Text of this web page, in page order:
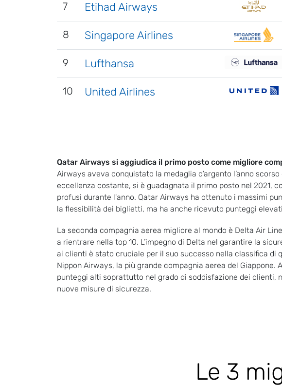
7 Etihad Airways
8 Singapore Airlines
9 Lufthansa
10 United Airlines
Qatar Airways si aggiudica il primo posto come migliore
Airways aveva conquistato la medaglia d’argento l’anno
eccellenza costante, si è guadagnata il primo posto nel 2021,
profusi durante l'anno. Qatar Airways ha ottenuto i massimi
la flessibilità dei biglietti, ma ha anche ricevuto punteggi
La seconda compagnia aerea migliore al mondo è Delta Air
a rientrare nella top 10. L’impegno di Delta nel garantire la
ai clienti è stato cruciale per il suo successo nella classifica di
Nippon Airways, la più grande compagnia aerea del Giappone.
punteggi alti soprattutto nel grado di soddisfazione dei clienti,
nuove misure di sicurezza.
Le 3